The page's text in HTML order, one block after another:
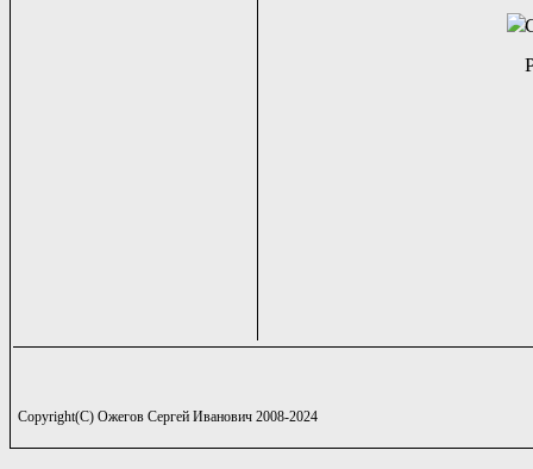
Copyright(C) Ожегов Сергей Иванович 2008-2024